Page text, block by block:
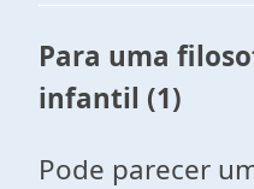
Para uma
infantil (1)
Pode parecer